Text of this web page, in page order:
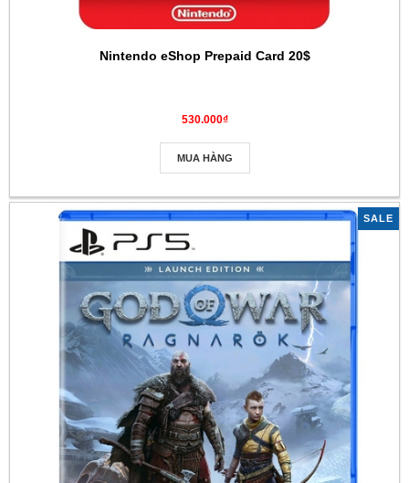
Nintendo eShop Prepaid Card 20$
530.000₫
MUA HÀNG
SALE